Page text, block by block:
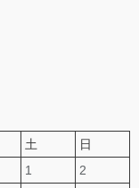
土
日
1
2